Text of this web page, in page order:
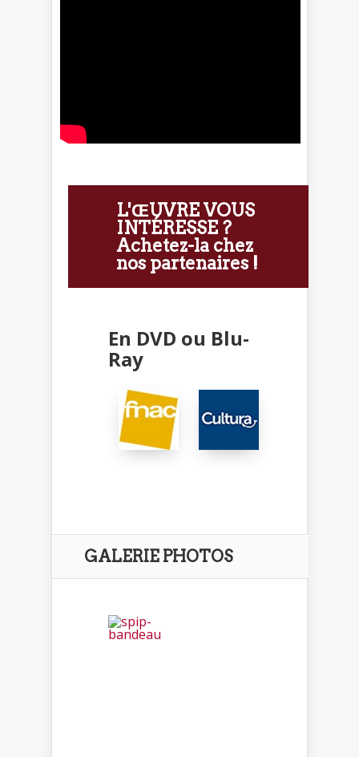
L'ŒUVRE VOUS
INTÉRESSE ?
Achetez-la chez
nos partenaires !
En DVD ou Blu-
Ray
GALERIE PHOTOS